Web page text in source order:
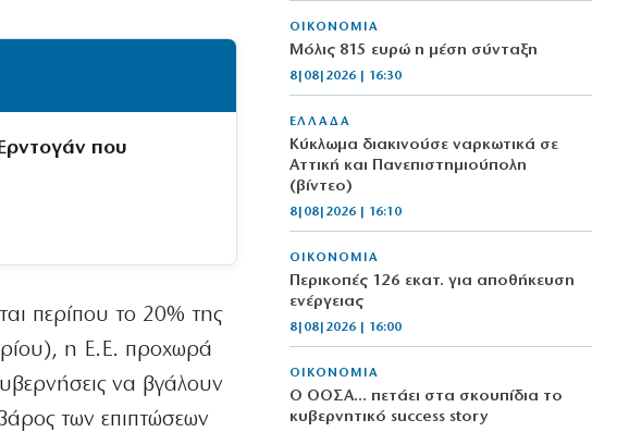
που
περίπου το 20% της
η Ε.Ε. προχωρά
να βγάλουν
των επιπτώσεων
ΟΙΚΟΝΟΜΙΑ
Μόλις 815 ευρώ η μέση σύνταξη
8|08|2026 | 16:30
ΕΛΛΑΔΑ
Κύκλωμα διακινούσε ναρκωτικά σε
Αττική και Πανεπιστημιούπολη
(βίντεο)
8|08|2026 | 16:10
ΟΙΚΟΝΟΜΙΑ
Περικοπές 126 εκατ. για αποθήκευση
ενέργειας
8|08|2026 | 16:00
ΟΙΚΟΝΟΜΙΑ
Ο ΟΟΣΑ… πετάει στα σκουπίδια το
κυβερνητικό success story